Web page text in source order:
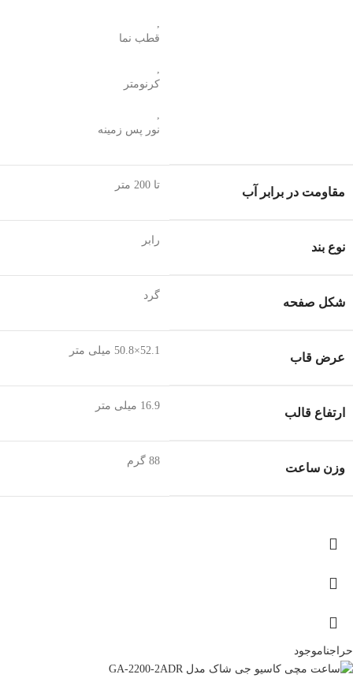
,
قطب‌ نما
,
کرنومتر
,
نور پس زمینه
مقاومت در برابر آب
تا 200 متر
نوع بند
رابر
شکل صفحه
گرد
عرض قاب
52.1×50.8 میلی متر
ارتفاع قالب
16.9 میلی متر
وزن ساعت
88 گرم
حراجناموجود